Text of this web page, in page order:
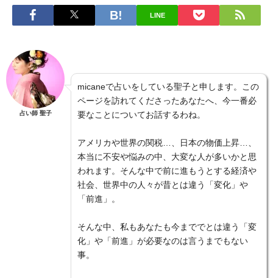
LINE
占い師 聖子
micaneで占いをしている聖子と申します。この
ページを訪れてくださったあなたへ、今一番必
要なことについてお話するわね。
アメリカや世界の関税…、日本の物価上昇…、
本当に不安や悩みの中、大変な人が多いかと思
われます。そんな中で前に進もうとする経済や
社会、世界中の人々が昔とは違う「変化」や
「前進」。
そんな中、私もあなたも今まででとは違う「変
化」や「前進」が必要なのは言うまでもない
事。